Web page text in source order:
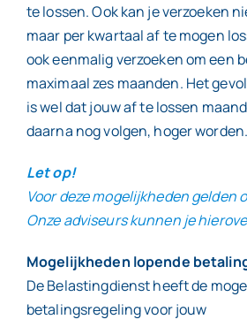
te lossen. Ook kan je verzoeken
maar per kwartaal af te mogen
ook eenmalig verzoeken om een
maximaal zes maanden. Het
is wel dat jouw af te lossen
daarna nog volgen, hoger worden.
Let op!
Voor deze mogelijkheden gelden
Onze adviseurs kunnen je
Mogelijkheden lopende
De Belastingdienst heeft de
betalingsregeling voor jouw